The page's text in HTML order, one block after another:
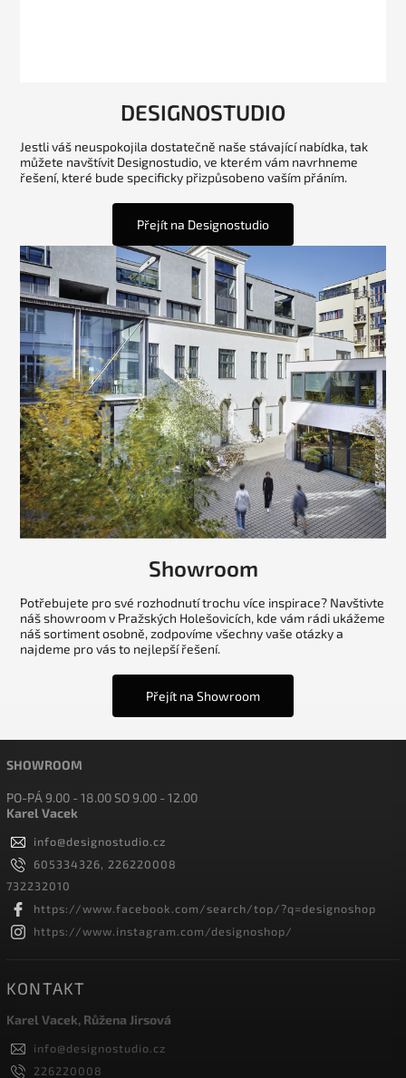
DESIGNOSTUDIO
Jestli váš neuspokojila dostatečně naše stávající nabídka, tak
můžete navštívit Designostudio, ve kterém vám navrhneme
řešení, které bude specificky přizpůsobeno vaším přáním.
Přejít na Designostudio
Showroom
Potřebujete pro své rozhodnutí trochu více inspirace? Navštivte
náš showroom v Pražských Holešovicích, kde vám rádi ukážeme
náš sortiment osobně, zodpovíme všechny vaše otázky a
najdeme pro vás to nejlepší řešení.
Přejít na Showroom
SHOWROOM
PO-PÁ 9.00 - 18.00 SO 9.00 - 12.00
Karel Vacek
info@designostudio.cz
605334326, 226220008
732232010
https://www.facebook.com/search/top/?q=designoshop
https://www.instagram.com/designoshop/
KONTAKT
Karel Vacek, Růžena Jirsová
info@designostudio.cz
226220008